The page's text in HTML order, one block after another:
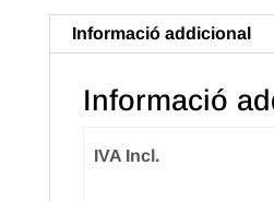
16X24
Color
Fosc
Informació addicional
Informació
IVA Incl.